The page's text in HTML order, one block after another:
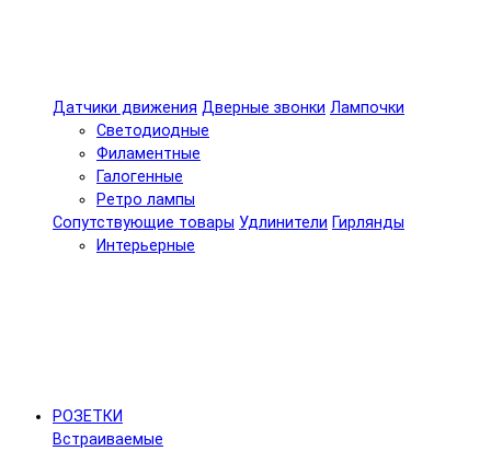
Датчики движения Дверные звонки Лампочки
Светодиодные
Филаментные
Галогенные
Ретро лампы
Сопутствующие товары Удлинители Гирлянды
Интерьерные
РОЗЕТКИ
Встраиваемые